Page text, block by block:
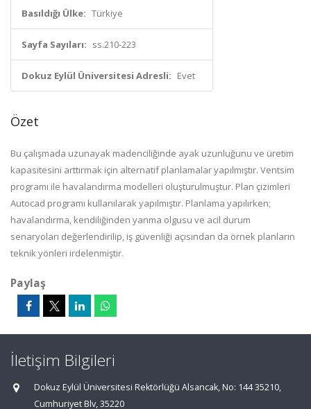
Basıldığı Ülke: Türkiye
Sayfa Sayıları: ss.210-223
Dokuz Eylül Üniversitesi Adresli: Evet
Özet
Bu çalışmada uzunayak madenciliğinde ayak uzunluğunu ve üretim
kapasitesini arttırmak için alternatif planlamalar yapılmıştır. Ventsim
programı ile havalandırma modelleri oluşturulmuştur. Plan çizimleri
Autocad programı kullanılarak yapılmıştır. Planlama yapılırken;
havalandırma, kendiliğinden yanma olgusu ve acil durum
senaryoları değerlendirilip, iş güvenliği açısından da örnek planların
teknik yönleri irdelenmiştir.
Paylaş
İletişim Bilgileri
Dokuz Eylül Üniversitesi Rektörlüğü Alsancak, No: 144 35210,
Cumhuriyet Blv, 35220